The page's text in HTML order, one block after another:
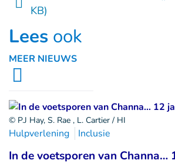
KB)
Lees ook
MEER NIEUWS
© P.J Hay, S. Rae , L. Cartier / HI
Hulpverlening Inclusie
In de voetsporen van Channa…